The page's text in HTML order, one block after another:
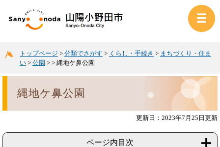
トップページ > 分類でさがす > くらし・手続き > まちづくり・住ま
い > 公園 > > 縄地ケ鼻公園
縄地ケ鼻公園
更新日：2023年7月25日更新
ページ内目次